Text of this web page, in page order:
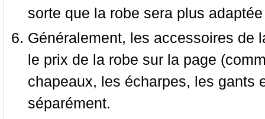
sorte que la robe sera plus
Généralement, les accessoires de
le prix de la robe sur la page
chapeaux, les écharpes, les gants
séparément.